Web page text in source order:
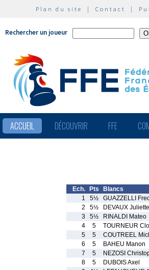
Plan du site | Contact |
Rechercher un joueur
ACCUEIL DÉCOUVRIR FFE
Ech. Pts
Blancs
1
5½
GUAZZELLI
2
5½
DEVAUX Juliette
3
5½
RINALDI Mateo
4
5
TOURNEUR
5
5
COUTREEL
6
5
BAHEU Manon
7
5
NEZOSI
8
5
DUBOIS Axel